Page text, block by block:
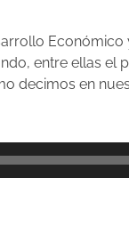
entre ellas
decimos en